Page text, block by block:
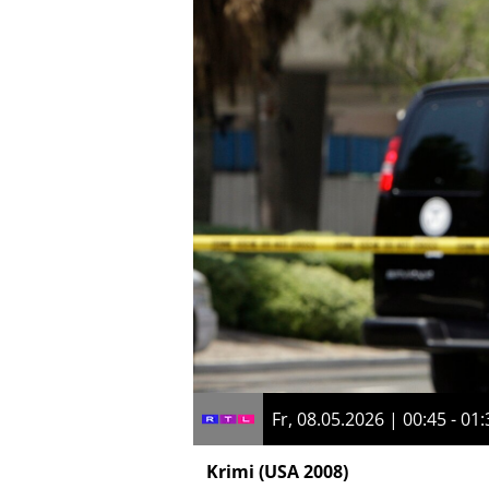
Fr, 08.05.2026 | 00:45 -
Krimi (USA 2008)